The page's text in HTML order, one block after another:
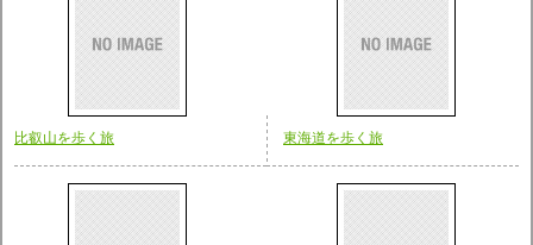
比叡山を歩く旅 東海道を歩く旅